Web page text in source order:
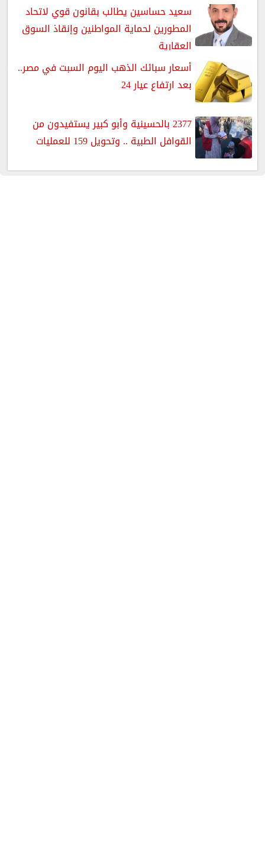
سعيد حساسين يطالب بقانون قوي لاتحاد
المطورين لحماية المواطنين وإنقاذ السوق
العقارية
أسعار سبائك الذهب اليوم السبت في مصر..
بعد ارتفاع عيار 24
2377 بالحسينية وأبو كبير يستفيدون من
القوافل الطبية .. وتحويل 159 للعمليات